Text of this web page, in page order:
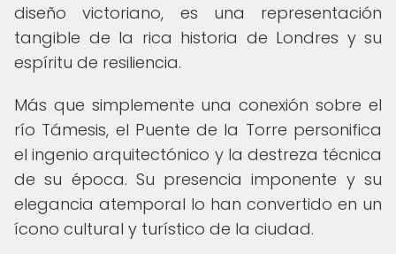
diseño victoriano, es una representación
tangible de la rica historia de Londres y su
espíritu de resiliencia.
Más que simplemente una conexión sobre el
río Támesis, el Puente de la Torre personifica
el ingenio arquitectónico y la destreza técnica
de su época. Su presencia imponente y su
elegancia atemporal lo han convertido en un
ícono cultural y turístico de la ciudad.